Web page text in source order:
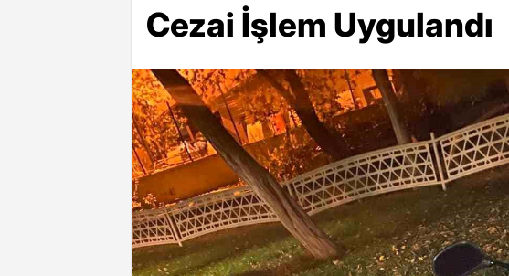
Cezai İşlem Uygulandı